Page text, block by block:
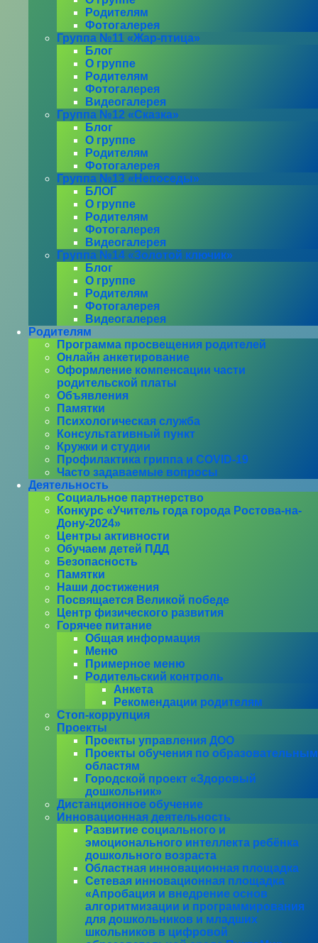
Родителям
Фотогалерея
Группа №11 «Жар-птица»
Блог
О группе
Родителям
Фотогалерея
Видеогалерея
Группа №12 «Сказка»
Блог
О группе
Родителям
Фотогалерея
Группа №13 «Непоседы»
БЛОГ
О группе
Родителям
Фотогалерея
Видеогалерея
Группа №14 «Золотой ключик»
Блог
О группе
Родителям
Фотогалерея
Видеогалерея
Родителям
Программа просвещения родителей
Онлайн анкетирование
Оформление компенсации части
родительской платы
Объявления
Памятки
Психологическая служба
Консультативный пункт
Кружки и студии
Профилактика гриппа и COVID-19
Часто задаваемые вопросы
Деятельность
Социальное партнерство
Конкурс «Учитель года города Ростова-на-
Дону-2024»
Центры активности
Обучаем детей ПДД
Безопасность
Памятки
Наши достижения
Посвящается Великой победе
Центр физического развития
Горячее питание
Общая информация
Меню
Примерное меню
Родительский контроль
Анкета
Рекомендации родителям
Стоп-коррупция
Проекты
Проекты управления ДОО
Проекты обучения по образовательным
областям
Городской проект «Здоровый
дошкольник»
Дистанционное обучение
Инновационная деятельность
Развитие социального и
эмоционального интеллекта ребёнка
дошкольного возраста
Областная инновационная площадка
Сетевая инновационная площадка
«Апробация и внедрение основ
алгоритмизации и программирования
для дошкольников и младших
школьников в цифровой